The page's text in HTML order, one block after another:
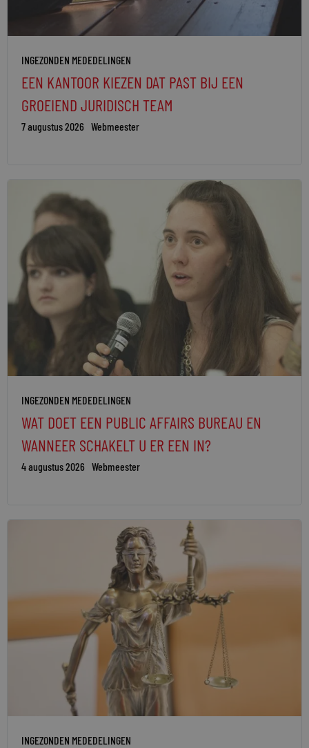
INGEZONDEN MEDEDELINGEN
EEN KANTOOR KIEZEN DAT PAST BIJ EEN
GROEIEND JURIDISCH TEAM
7 augustus 2026 Webmeester
INGEZONDEN MEDEDELINGEN
WAT DOET EEN PUBLIC AFFAIRS BUREAU EN
WANNEER SCHAKELT U ER EEN IN?
4 augustus 2026 Webmeester
INGEZONDEN MEDEDELINGEN